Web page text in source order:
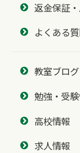
返金保証
よくある
教室ブログ
勉強・受
高校情報
求人情報